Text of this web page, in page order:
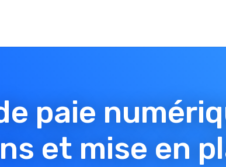
paie
et mise en